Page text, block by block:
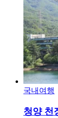
국내여행
청양 천